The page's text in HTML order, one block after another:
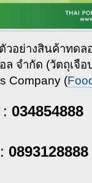
อย่างสินค้าทดล
ล จำกัด (วัตถุเจือ
Company (
034854888
0893128888